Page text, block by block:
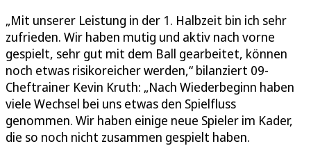
„Mit unserer Leistung in der 1. Halbzeit bin ich sehr
zufrieden. Wir haben mutig und aktiv nach vorne
gespielt, sehr gut mit dem Ball gearbeitet, können
noch etwas risikoreicher werden,“ bilanziert 09-
Cheftrainer Kevin Kruth: „Nach Wiederbeginn haben
viele Wechsel bei uns etwas den Spielfluss
genommen. Wir haben einige neue Spieler im Kader,
die so noch nicht zusammen gespielt haben.